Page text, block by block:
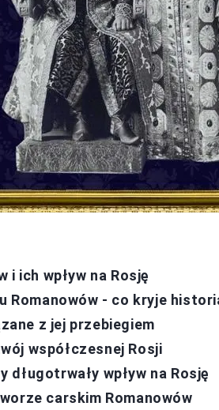
i ich wpływ na Rosję
Romanowów - co kryje
z jej przebiegiem
współczesnej Rosji
długotrwały wpływ na Rosję
carskim Romanowów